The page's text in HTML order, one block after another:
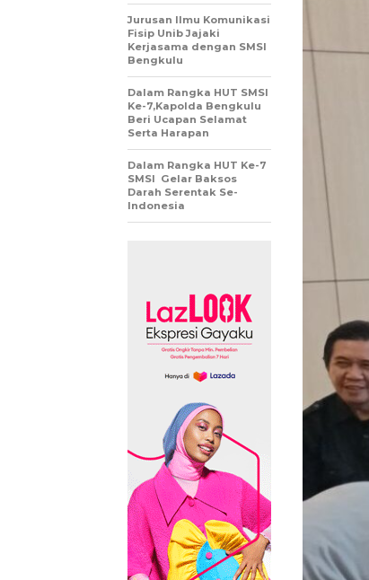
Jurusan Ilmu Komunikasi
Fisip Unib Jajaki
Kerjasama dengan SMSI
Bengkulu
Dalam Rangka HUT SMSI
Ke-7,Kapolda Bengkulu
Beri Ucapan Selamat
Serta Harapan
Dalam Rangka HUT Ke-7
SMSI Gelar Baksos
Darah Serentak Se-
Indonesia